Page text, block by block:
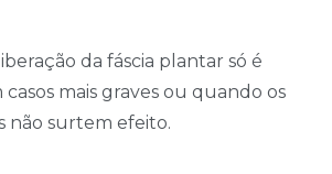
da fáscia plantar só é
mais graves ou quando os
não surtem efeito.